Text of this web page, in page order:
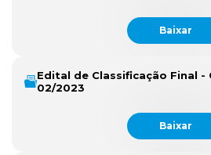
Baixar
Edital de Classificação Final -
02/2023
Baixar